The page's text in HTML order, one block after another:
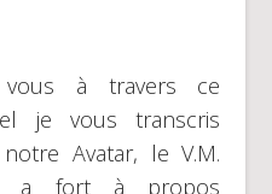
vous à travers ce
je vous transcris
Avatar, le V.M.
a fort à propos